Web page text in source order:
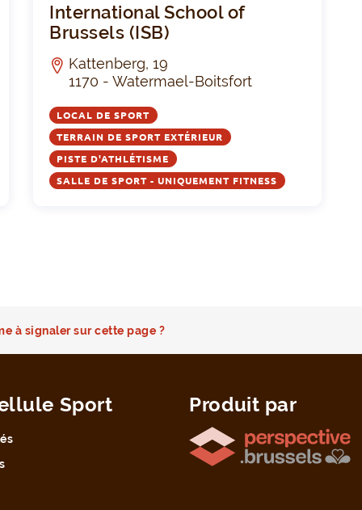
International School of
Brussels (ISB)
Kattenberg, 19
1170 - Watermael-Boitsfort
LOCAL DE SPORT
TERRAIN DE SPORT EXTÉRIEUR
PISTE D'ATHLÉTISME
SALLE DE SPORT - UNIQUEMENT FITNESS
à signaler sur cette page ?
Sport Produit par